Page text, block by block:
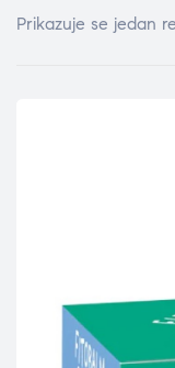
Prikazuje se jedan